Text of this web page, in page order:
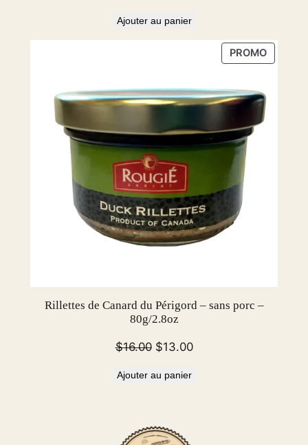
Ajouter au panier
PROMO
EN
Rillettes de Canard du Périgord – sans porc –
80g/2.8oz
$16.00 Le
initial
$13.00Le
Ajouter au panier